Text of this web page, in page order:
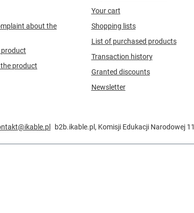
about the
product
Your cart
Shopping lists
List of purchased products
Transaction history
Granted discounts
Newsletter
b2b.ikable.pl , Komisji Edukacji Narodowej 11